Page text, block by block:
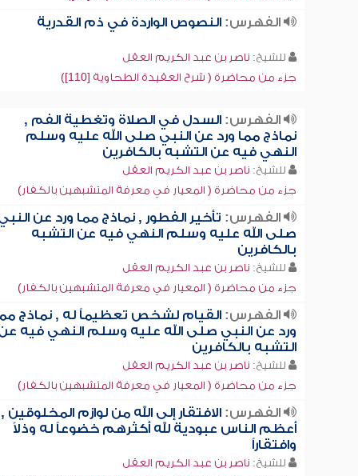
الفهرس:النصوص الواردة في ذم القدرية
للشيخ: ناصر بن عبد الكريم العقل
جزء من محاضرة ( شرح العقيدة الطحاوية [110])
الفهرس:السدل في الصلاة وتغطية الفم ,
نماذج مما ورد عن النبي صلى الله عليه وسلم
النهي فيه عن التشبه بالكافرين
للشيخ: ناصر بن عبد الكريم العقل
جزء من محاضرة ( المعيار في معرفة المتشبهين بالكفار)
الفهرس: تأخير الفطور , نماذج مما ورد عن
صلى الله عليه وسلم النهي فيه عن التشبه
بالكافرين
للشيخ: ناصر بن عبد الكريم العقل
جزء من محاضرة ( المعيار في معرفة المتشبهين بالكفار)
الفهرس:القيام لشخص تعظيماً له , نماذج
ورد عن النبي صلى الله عليه وسلم النهي فيه
التشبه بالكافرين
للشيخ: ناصر بن عبد الكريم العقل
جزء من محاضرة ( المعيار في معرفة المتشبهين بالكفار)
الفهرس:الافتقار إلى الله من لوازم المخلوقين ,
أعظم الناس عبودية لله أكثرهم خضوعاً له وذلاً
وافتقاراً
للشيخ: ناصر بن عبد الكريم العقل